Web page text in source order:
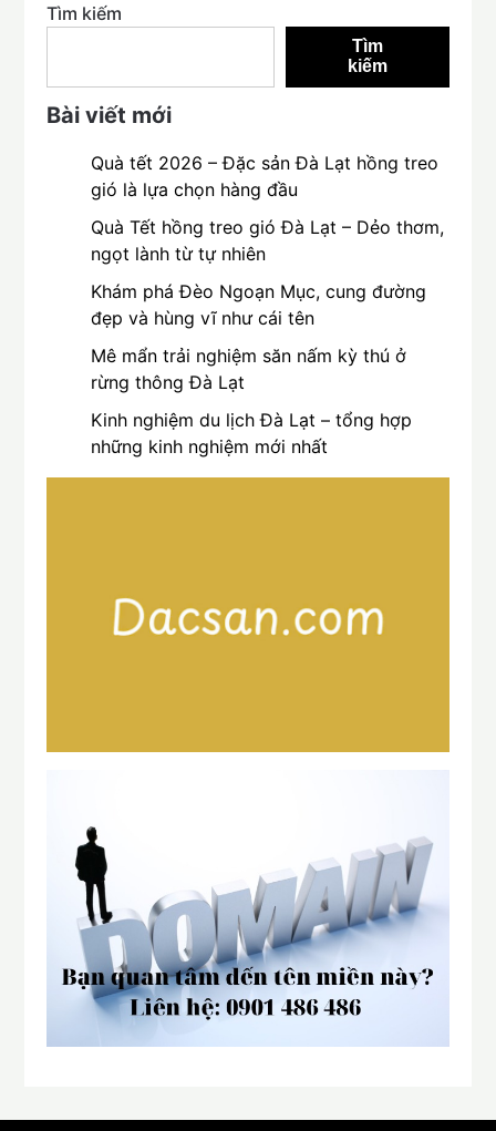
Tìm kiếm
Tìm
kiếm
Bài viết mới
Quà tết 2026 – Đặc sản Đà Lạt hồng treo
gió là lựa chọn hàng đầu
Quà Tết hồng treo gió Đà Lạt – Dẻo thơm,
ngọt lành từ tự nhiên
Khám phá Đèo Ngoạn Mục, cung đường
đẹp và hùng vĩ như cái tên
Mê mẩn trải nghiệm săn nấm kỳ thú ở
rừng thông Đà Lạt
Kinh nghiệm du lịch Đà Lạt – tổng hợp
những kinh nghiệm mới nhất